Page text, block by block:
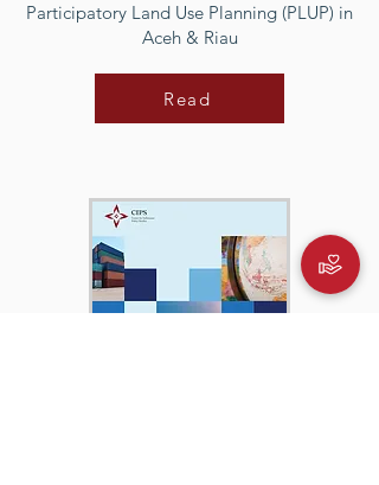
Participatory Land Use Planning (PLUP) in
Aceh & Riau
Read